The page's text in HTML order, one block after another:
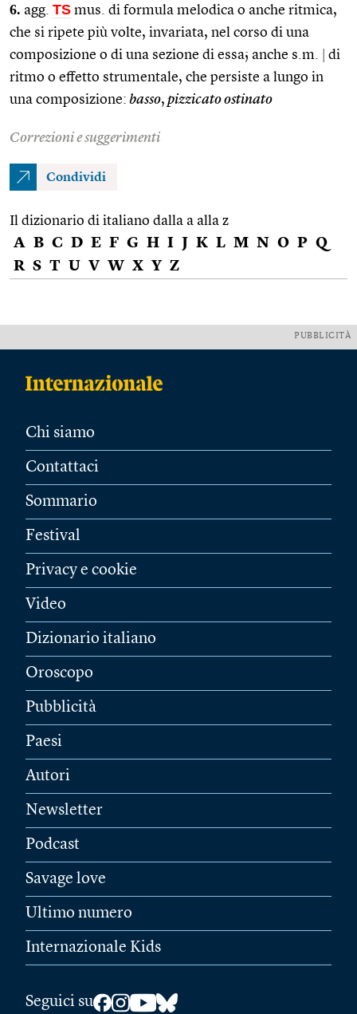
6. agg. TS mus. di formula melodica o anche ritmica,
che si ripete più volte, invariata, nel corso di una
composizione o di una sezione di essa; anche s.m.
di
ritmo o effetto strumentale, che persiste a lungo in
una composizione: basso, pizzicato ostinato
Correzioni e suggerimenti
Condividi
Il dizionario di italiano dalla a alla z
A B C D E F G H I J K L M N O P Q
R S T U V W X Y Z
PUBBLICITÀ
Chi siamo
Contattaci
Sommario
Festival
Privacy e cookie
Video
Dizionario italiano
Oroscopo
Pubblicità
Paesi
Autori
Newsletter
Podcast
Savage love
Ultimo numero
Internazionale Kids
Seguici su